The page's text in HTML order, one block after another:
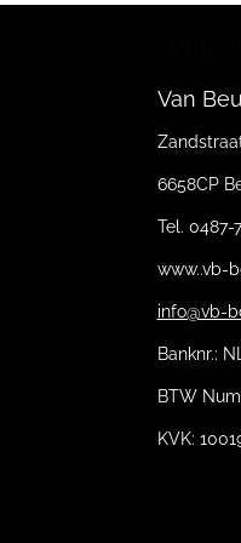
Van
Zandstraat
6658CP
Tel. 0487-
www..vb-
info@vb-
Banknr.:
BTW
KVK: